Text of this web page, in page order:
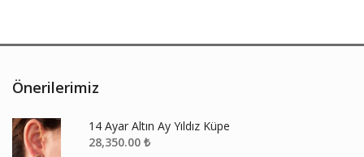
Önerilerimiz
14 Ayar Altın Ay Yıldız Küpe
28,350.00 ₺